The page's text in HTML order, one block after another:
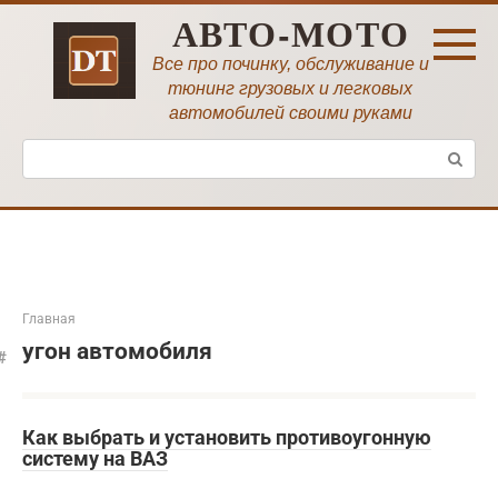
Перейти
АВТО-МОТО
Все про починку, обслуживание и
тюнинг грузовых и легковых
автомобилей своими руками
Поиск:
Главная
угон автомобиля
Как выбрать и установить противоугонную
систему на ВАЗ